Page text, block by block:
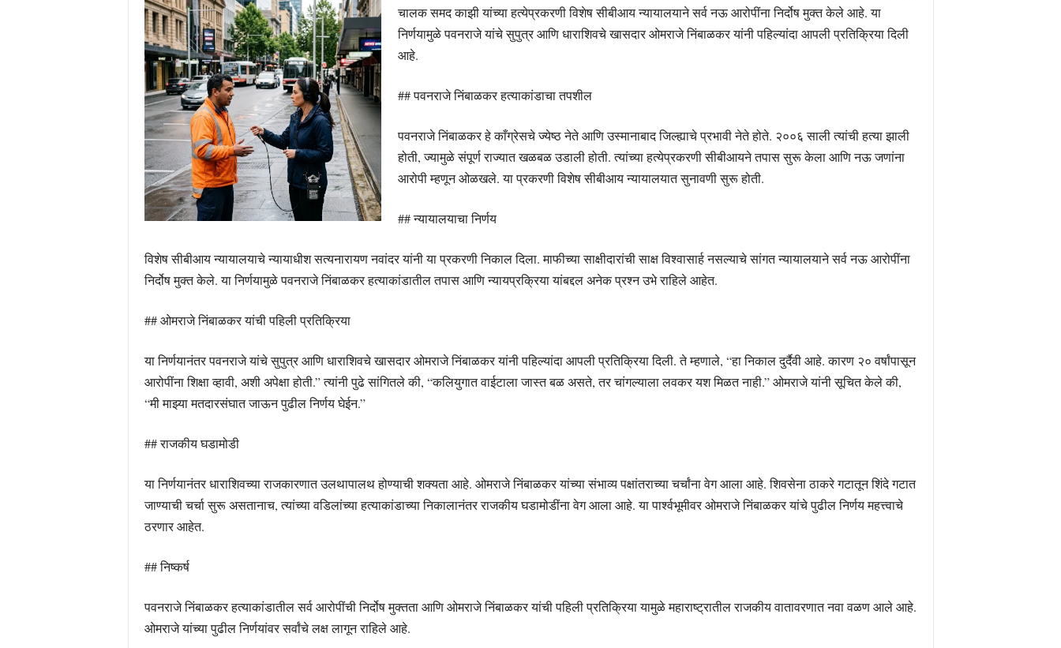
चालक समद काझी यांच्या हत्येप्रकरणी विशेष सीबीआय न्यायालयाने सर्व नऊ आरोपींना निर्दोष मुक्त केले आहे. या
निर्णयामुळे पवनराजे यांचे सुपुत्र आणि धाराशिवचे खासदार ओमराजे निंबाळकर यांनी पहिल्यांदा आपली प्रतिक्रिया दिली
आहे.
## पवनराजे निंबाळकर हत्याकांडाचा तपशील
पवनराजे निंबाळकर हे काँग्रेसचे ज्येष्ठ नेते आणि उस्मानाबाद जिल्ह्याचे प्रभावी नेते होते. २००६ साली त्यांची हत्या झाली
होती, ज्यामुळे संपूर्ण राज्यात खळबळ उडाली होती. त्यांच्या हत्येप्रकरणी सीबीआयने तपास सुरू केला आणि नऊ जणांना
आरोपी म्हणून ओळखले. या प्रकरणी विशेष सीबीआय न्यायालयात सुनावणी सुरू होती.
## न्यायालयाचा निर्णय
विशेष सीबीआय न्यायालयाचे न्यायाधीश सत्यनारायण नवांदर यांनी या प्रकरणी निकाल दिला. माफीच्या साक्षीदारांची साक्ष विश्वासार्ह नसल्याचे सांगत न्यायालयाने सर्व नऊ आरोपींना
निर्दोष मुक्त केले. या निर्णयामुळे पवनराजे निंबाळकर हत्याकांडातील तपास आणि न्यायप्रक्रिया यांबद्दल अनेक प्रश्न उभे राहिले आहेत.
## ओमराजे निंबाळकर यांची पहिली प्रतिक्रिया
या निर्णयानंतर पवनराजे यांचे सुपुत्र आणि धाराशिवचे खासदार ओमराजे निंबाळकर यांनी पहिल्यांदा आपली प्रतिक्रिया दिली. ते म्हणाले, “हा निकाल दुर्दैवी आहे. कारण २० वर्षांपासून
आरोपींना शिक्षा व्हावी, अशी अपेक्षा होती.” त्यांनी पुढे सांगितले की, “कलियुगात वाईटाला जास्त बळ असते, तर चांगल्याला लवकर यश मिळत नाही.” ओमराजे यांनी सूचित केले की,
“मी माझ्या मतदारसंघात जाऊन पुढील निर्णय घेईन.”
## राजकीय घडामोडी
या निर्णयानंतर धाराशिवच्या राजकारणात उलथापालथ होण्याची शक्यता आहे. ओमराजे निंबाळकर यांच्या संभाव्य पक्षांतराच्या चर्चांना वेग आला आहे. शिवसेना ठाकरे गटातून शिंदे गटात
जाण्याची चर्चा सुरू असतानाच, त्यांच्या वडिलांच्या हत्याकांडाच्या निकालानंतर राजकीय घडामोडींना वेग आला आहे. या पार्श्वभूमीवर ओमराजे निंबाळकर यांचे पुढील निर्णय महत्त्वाचे
ठरणार आहेत.
## निष्कर्ष
पवनराजे निंबाळकर हत्याकांडातील सर्व आरोपींची निर्दोष मुक्तता आणि ओमराजे निंबाळकर यांची पहिली प्रतिक्रिया यामुळे महाराष्ट्रातील राजकीय वातावरणात नवा वळण आले आहे.
ओमराजे यांच्या पुढील निर्णयांवर सर्वांचे लक्ष लागून राहिले आहे.